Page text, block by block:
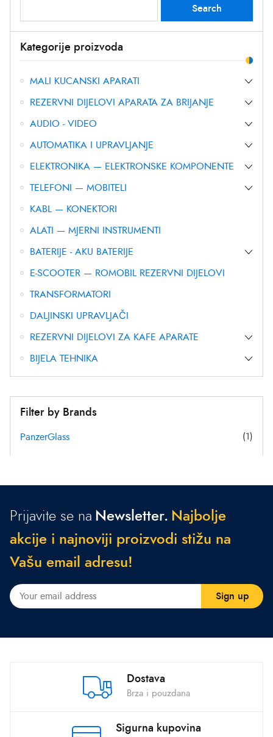
for:
Search
Kategorije proizvoda
MALI KUCANSKI APARATI
REZERVNI DIJELOVI APARATA ZA BRIJANJE
AUDIO - VIDEO
AUTOMATIKA I UPRAVLJANJE
ELEKTRONIKA — ELEKTRONSKE KOMPONENTE
TELEFONI — MOBITELI
KABL — KONEKTORI
ALATI — MJERNI INSTRUMENTI
BATERIJE - AKU BATERIJE
E-SCOOTER — ROMOBIL REZERVNI DIJELOVI
TRANSFORMATORI
DALJINSKI UPRAVLJAČI
REZERVNI DIJELOVI ZA KAFE APARATE
BIJELA TEHNIKA
Filter by Brands
PanzerGlass (1)
Prijavite se na Newsletter. Naj bo je
a kcije i najnoviji proizvod i stižu na
Vašu emai ad resu!
Dostava
Brza i pouzdana
Sigurna kupovina